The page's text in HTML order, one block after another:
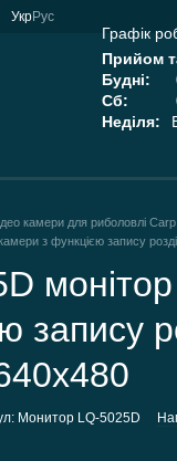
УкрРус
Графік
Прийом
Будні:
Сб:
Неділя:
камери для риболовлі
з функцією запису
запису
Монитор LQ-5025D